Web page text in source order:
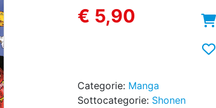
€ 5,90
Categorie: Manga
Sottocategorie: Shonen